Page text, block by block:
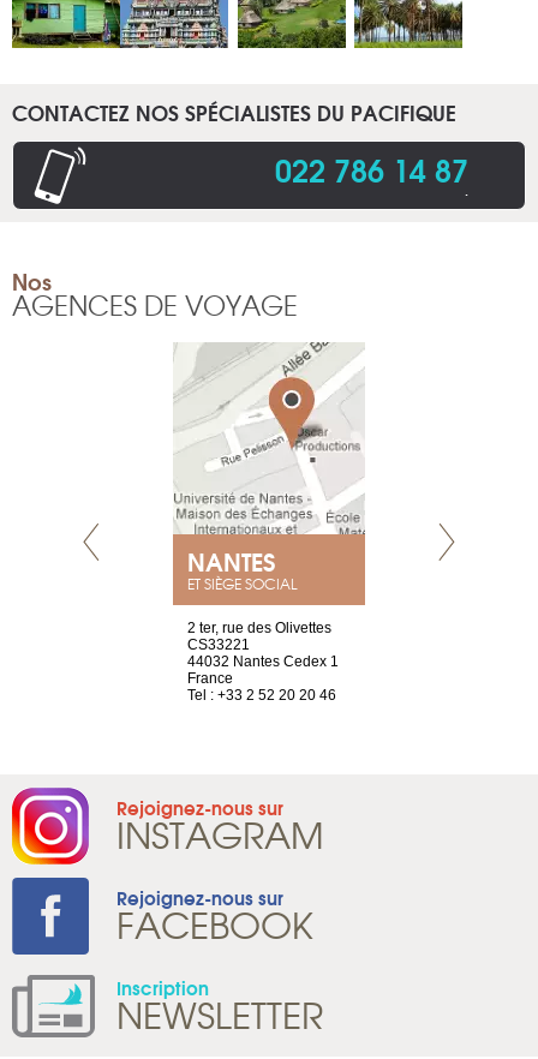
CONTACTEZ NOS SPÉCIALISTES DU PACIFIQUE
022 786 14 87.
Nos
AGENCES DE VOYAGE
NANTES
ET SIÈGE SOCIAL
2 ter, rue des Olivettes
CS33221
44032 Nantes Cedex 1
France
Tel : +33 2 52 20 20 46
Rejoignez-nous sur
INSTAGRAM
Rejoignez-nous sur
FACEBOOK
Inscription
NEWSLETTER